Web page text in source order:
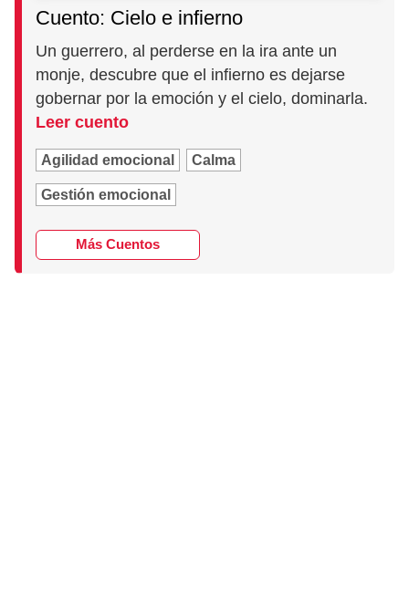
Cuento: Cielo e infierno
Un guerrero, al perderse en la ira ante un
monje, descubre que el infierno es dejarse
gobernar por la emoción y el cielo, dominarla.
Leer cuento
Agilidad emocional Calma
Gestión emocional
Más Cuentos